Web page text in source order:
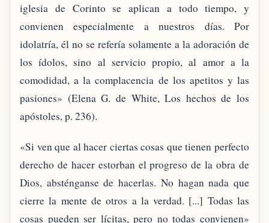
iglesia de Corinto se aplican a todo tiempo, y
convienen especialmente a nuestros días. Por
idolatría, él no se refería solamente a la adoración de
los ídolos, sino al servicio propio, al amor a la
comodidad, a la complacencia de los apetitos y las
pasiones» (Elena G. de White, Los hechos de los
apóstoles, p. 236).
«Si ven que al hacer ciertas cosas que tienen perfecto
derecho de hacer estorban el progreso de la obra de
Dios, absténganse de hacerlas. No hagan nada que
cierre la mente de otros a la verdad. [...] Todas las
cosas pueden ser lícitas, pero no todas convienen»